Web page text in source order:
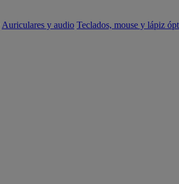
Auriculares y audio Teclados, mouse y lápiz